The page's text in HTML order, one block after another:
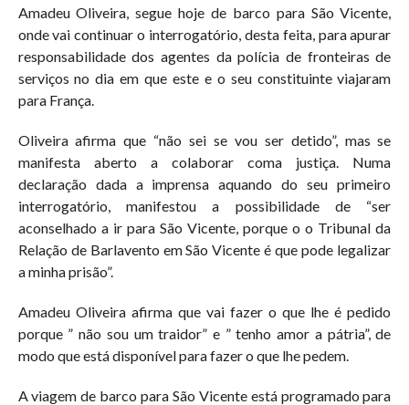
Amadeu Oliveira, segue hoje de barco para São Vicente,
onde vai continuar o interrogatório, desta feita, para apurar
responsabilidade dos agentes da polícia de fronteiras de
serviços no dia em que este e o seu constituinte viajaram
para França.
Oliveira afirma que “não sei se vou ser detido”, mas se
manifesta aberto a colaborar coma justiça. Numa
declaração dada a imprensa aquando do seu primeiro
interrogatório, manifestou a possibilidade de “ser
aconselhado a ir para São Vicente, porque o o Tribunal da
Relação de Barlavento em São Vicente é que pode legalizar
a minha prisão”.
Amadeu Oliveira afirma que vai fazer o que lhe é pedido
porque ” não sou um traidor” e ” tenho amor a pátria”, de
modo que está disponível para fazer o que lhe pedem.
A viagem de barco para São Vicente está programado para